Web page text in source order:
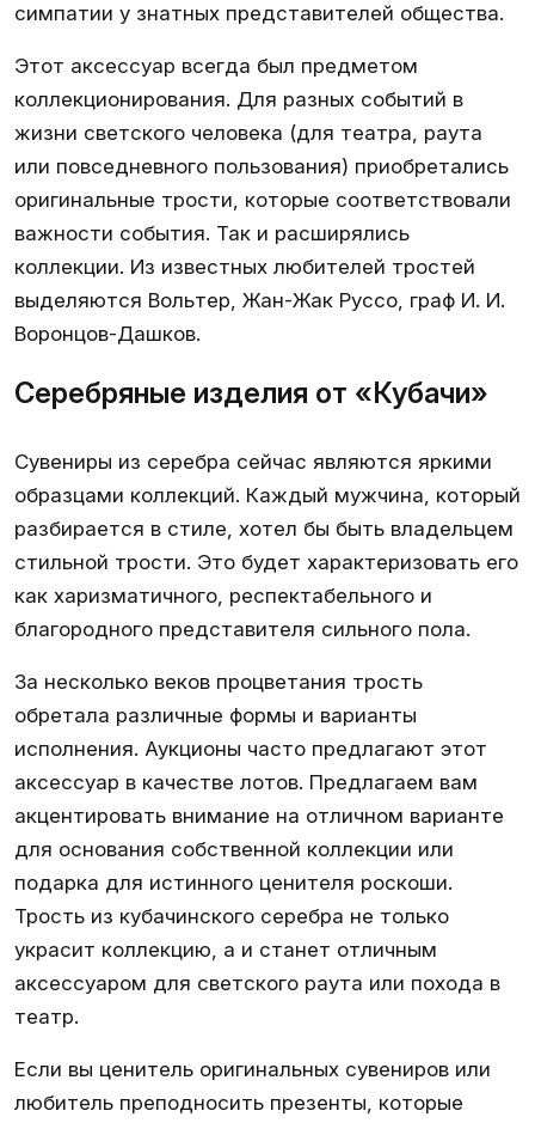
симпатии у знатных представителей общества.
Этот аксессуар всегда был предметом
коллекционирования. Для разных событий в
жизни светского человека (для театра, раута
или повседневного пользования) приобретались
оригинальные трости, которые соответствовали
важности события. Так и расширялись
коллекции. Из известных любителей тростей
выделяются Вольтер, Жан-Жак Руссо, граф И. И.
Воронцов-Дашков.
Серебряные изделия от «Кубачи»
Сувениры из серебра сейчас являются яркими
образцами коллекций. Каждый мужчина, который
разбирается в стиле, хотел бы быть владельцем
стильной трости. Это будет характеризовать его
как харизматичного, респектабельного и
благородного представителя сильного пола.
За несколько веков процветания трость
обретала различные формы и варианты
исполнения. Аукционы часто предлагают этот
аксессуар в качестве лотов. Предлагаем вам
акцентировать внимание на отличном варианте
для основания собственной коллекции или
подарка для истинного ценителя роскоши.
Трость из кубачинского серебра не только
украсит коллекцию, а и станет отличным
аксессуаром для светского раута или похода в
театр.
Если вы ценитель оригинальных сувениров или
любитель преподносить презенты, которые